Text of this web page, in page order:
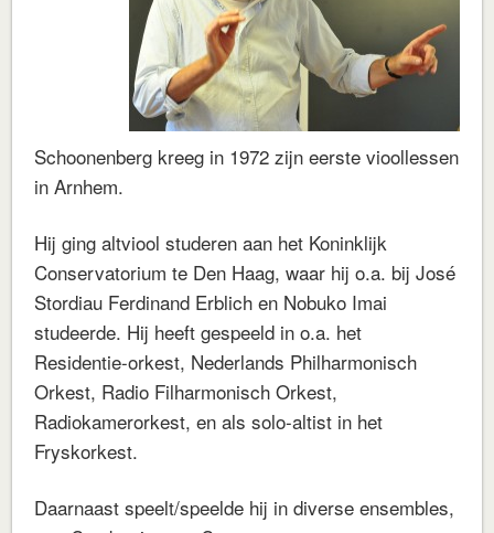
Schoonenberg kreeg in 1972 zijn eerste vioollessen
in Arnhem.
Hij ging altviool studeren aan het Koninklijk
Conservatorium te Den Haag, waar hij o.a. bij José
Stordiau Ferdinand Erblich en Nobuko Imai
studeerde. Hij heeft gespeeld in o.a. het
Residentie-orkest, Nederlands Philharmonisch
Orkest, Radio Filharmonisch Orkest,
Radiokamerorkest, en als solo-altist in het
Fryskorkest.
Daarnaast speelt/speelde hij in diverse ensembles,